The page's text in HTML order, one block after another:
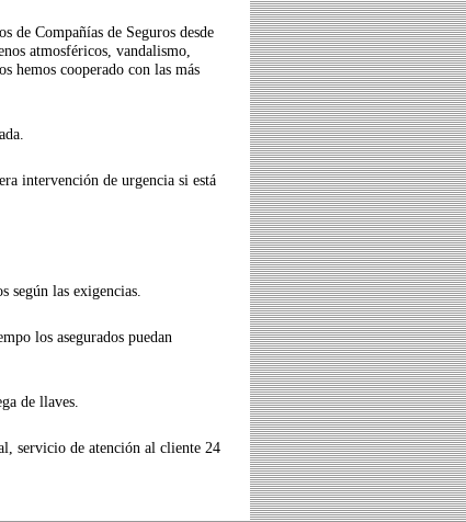
de Compañías de Seguros desde
atmosféricos, vandalismo,
hemos cooperado con las más
intervención de urgencia si está
según las exigencias.
los asegurados puedan
de llaves.
servicio de atención al cliente 24